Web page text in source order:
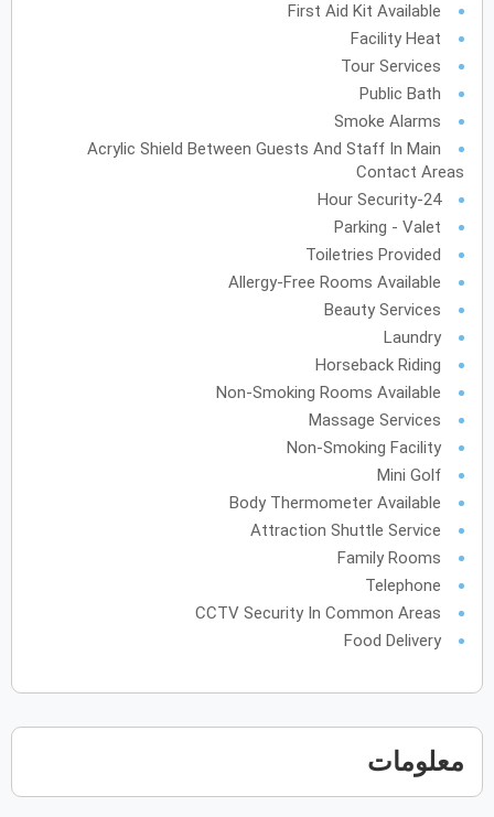
First Aid Kit Available
Facility Heat
Tour Services
Public Bath
Smoke Alarms
Acrylic Shield Between Guests And Staff In Main
Contact Areas
24-Hour Security
Parking - Valet
Toiletries Provided
Allergy-Free Rooms Available
Beauty Services
Laundry
Horseback Riding
Non-Smoking Rooms Available
Massage Services
Non-Smoking Facility
Mini Golf
Body Thermometer Available
Attraction Shuttle Service
Family Rooms
Telephone
CCTV Security In Common Areas
Food Delivery
معلومات